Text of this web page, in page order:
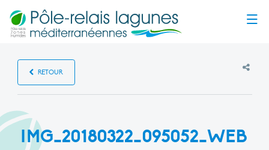
RETOUR
IMG_20180322_095052_WEB